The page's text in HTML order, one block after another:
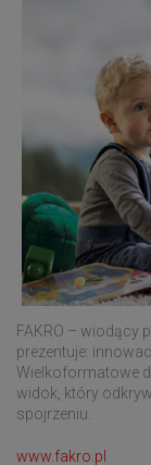
FAKRO – wiodący
prezentuje:
Wielkoformatowe
widok, który
spojrzeniu.
www.fakro.pl